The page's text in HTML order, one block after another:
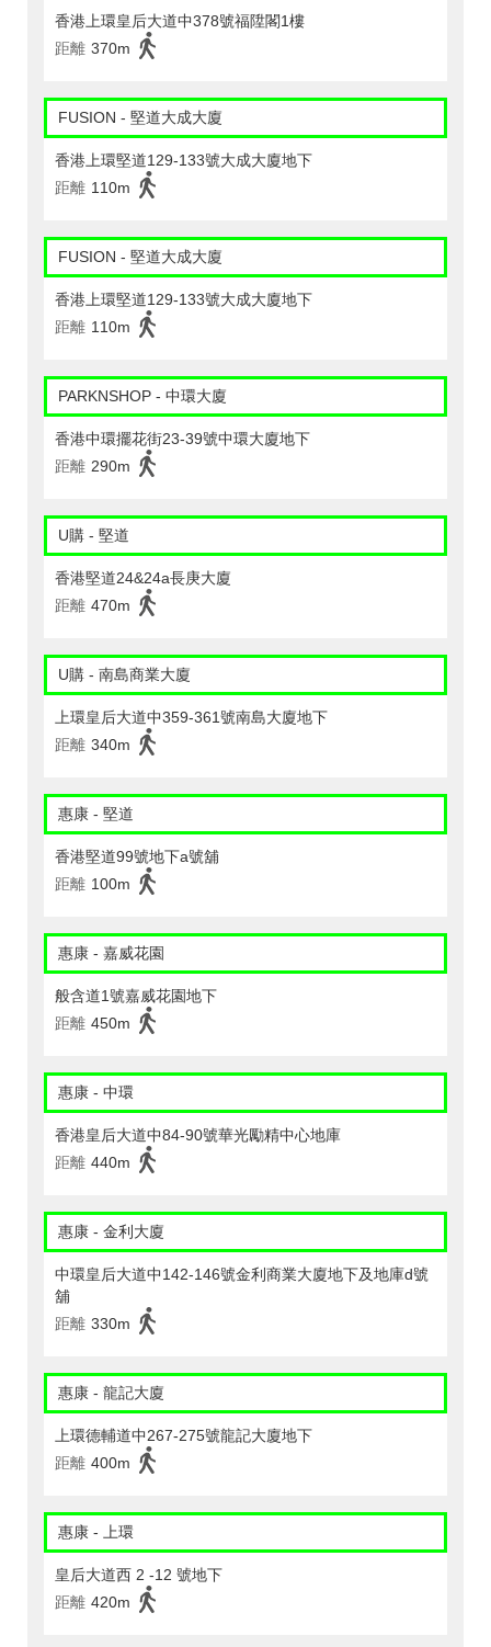
香港上環皇后大道中378號福陞閣1樓
距離 370m
FUSION - 堅道大成大廈
香港上環堅道129-133號大成大廈地下
距離 110m
FUSION - 堅道大成大廈
香港上環堅道129-133號大成大廈地下
距離 110m
PARKNSHOP - 中環大廈
香港中環擺花街23-39號中環大廈地下
距離 290m
U購 - 堅道
香港堅道24&24a長庚大廈
距離 470m
U購 - 南島商業大廈
上環皇后大道中359-361號南島大廈地下
距離 340m
惠康 - 堅道
香港堅道99號地下a號舖
距離 100m
惠康 - 嘉威花園
般含道1號嘉威花園地下
距離 450m
惠康 - 中環
香港皇后大道中84-90號華光勵精中心地庫
距離 440m
惠康 - 金利大廈
中環皇后大道中142-146號金利商業大廈地下及地庫d號
舖
距離 330m
惠康 - 龍記大廈
上環德輔道中267-275號龍記大廈地下
距離 400m
惠康 - 上環
皇后大道西 2 -12 號地下
距離 420m